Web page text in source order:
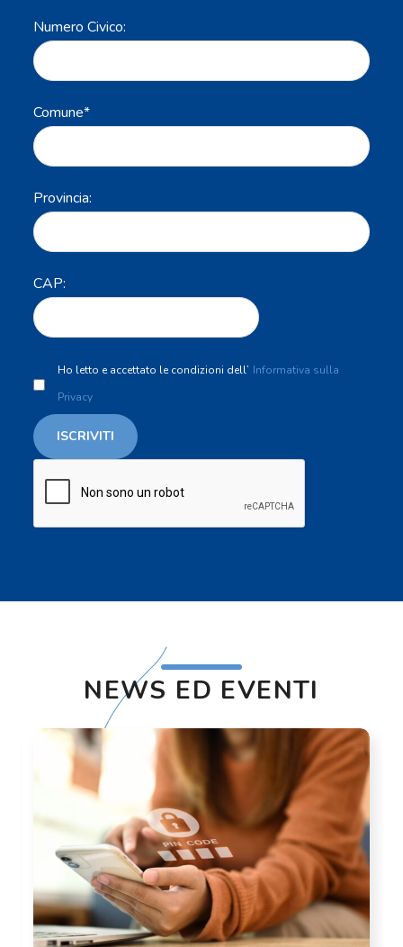
Numero Civico:
Comune*
Provincia:
CAP:
Ho letto e accettato le condizioni dell’ Informativa sulla
Privacy
NEWS ED EVENTI